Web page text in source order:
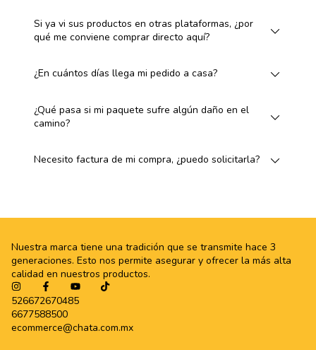
Si ya vi sus productos en otras plataformas, ¿por
qué me conviene comprar directo aquí?
¿En cuántos días llega mi pedido a casa?
¿Qué pasa si mi paquete sufre algún daño en el
camino?
Necesito factura de mi compra, ¿puedo solicitarla?
Nuestra marca tiene una tradición que se transmite hace 3
generaciones. Esto nos permite asegurar y ofrecer la más alta
calidad en nuestros productos.
526672670485
6677588500
ecommerce@chata.com.mx